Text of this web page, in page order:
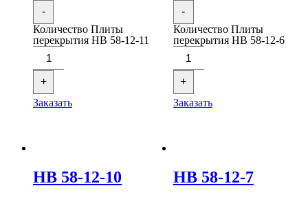
-
Количество Плиты
перекрытия НВ 58-12-11
+
Заказать
-
Количество Плиты
перекрытия НВ 58-12-6
+
Заказать
НВ 58-12-10 НВ 58-12-7